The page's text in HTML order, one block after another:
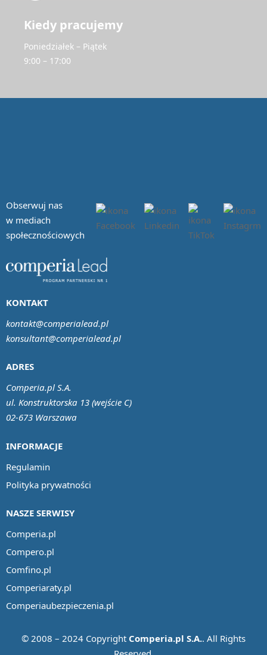
Kiedy pracujemy
Poniedziałek – Piątek
9:00 – 17:00
Obserwuj nas
w mediach
społecznościowych
INFORMACJE
Regulamin
Polityka prywatności
NASZE SERWISY
Comperia.pl
Compero.pl
Comfino.pl
Comperiaraty.pl
Comperiaubezpieczenia.pl
ADRES
Comperia.pl S.A.
ul. Konstruktorska 13 (wejście C)
02-673 Warszawa
KONTAKT
kontakt@comperialead.pl
konsultant@comperialead.pl
© 2008 – 2024 Copyright Comperia.pl S.A.. All Rights